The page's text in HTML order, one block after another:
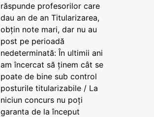
răspunde profesorilor care
dau an de an Titularizarea,
obțin note mari, dar nu au
post pe perioadă
nedeterminată: În ultimii ani
am încercat să ținem cât se
poate de bine sub control
posturile titularizabile / La
niciun concurs nu poți
garanta de la început